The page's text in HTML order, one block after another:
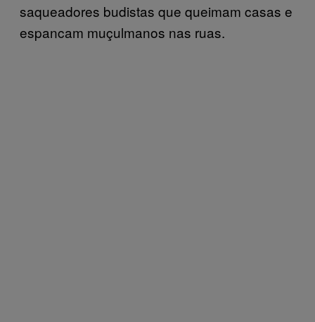
saqueadores budistas que queimam casas e
espancam muçulmanos nas ruas.